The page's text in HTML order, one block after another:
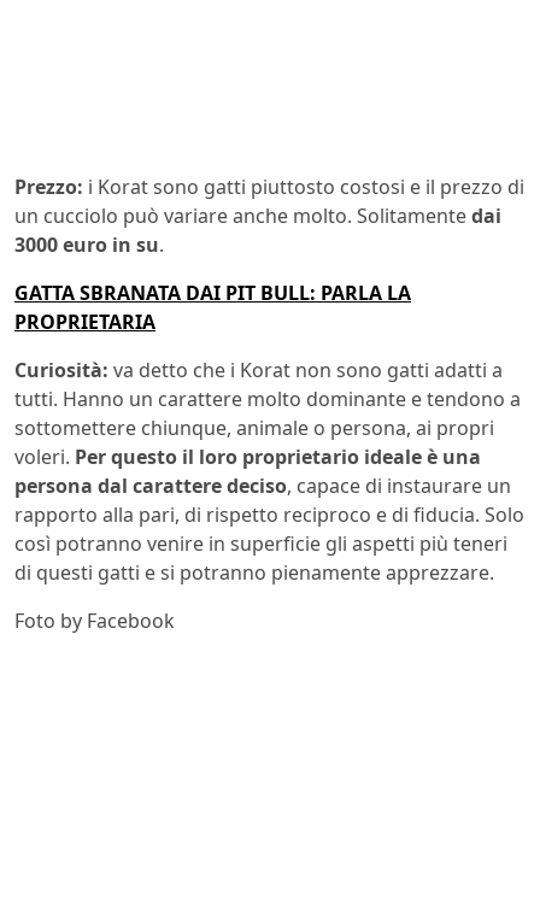
Prezzo: i Korat sono gatti piuttosto costosi e il prezzo di
un cucciolo può variare anche molto. Solitamentedai
3000 euro in su.
GATTA SBRANATA DAI PIT BULL: PARLA LA
PROPRIETARIA
Curiosità: va detto che i Korat non sono gatti adatti a
tutti. Hanno un carattere molto dominante e tendono a
sottomettere chiunque, animale o persona, ai propri
voleri. Per questo il loro proprietario ideale è una
persona dal carattere deciso, capace di instaurare un
rapporto alla pari, di rispetto reciproco e di fiducia. Solo
così potranno venire in superficie gli aspetti più teneri
di questi gatti e si potranno pienamente apprezzare.
Foto by Facebook